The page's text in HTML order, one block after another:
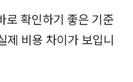
로 확인하기 좋은 기준
제 비용 차이가 보입니